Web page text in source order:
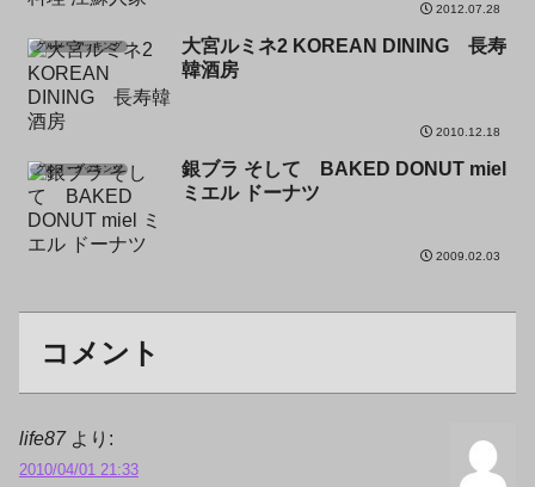
2012.07.28
グルメ・クッキング
大宮ルミネ2 KOREAN DINING 長寿
韓酒房
2010.12.18
グルメ・クッキング
銀ブラ そして BAKED DONUT miel
ミエル ドーナツ
2009.02.03
コメント
life87 より:
2010/04/01 21:33